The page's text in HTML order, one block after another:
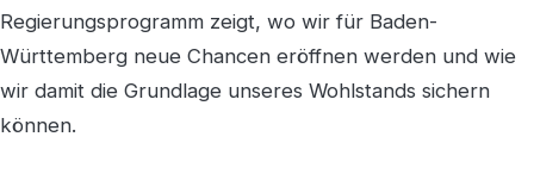
Regierungsprogramm zeigt, wo wir für Baden-
Württemberg neue Chancen eröffnen werden und wie
wir damit die Grundlage unseres Wohlstands sichern
können.